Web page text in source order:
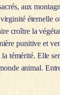
aux
éternelle
croître la
punitive et
Elle
animal.